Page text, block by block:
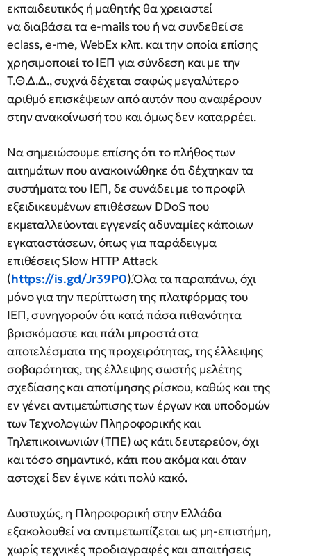
εκπαιδευτικός ή μαθητής θα χρειαστεί
να διαβάσει τα e-mails του ή να συνδεθεί σε
eclass, e-me, WebEx κλπ. και την οποία επίσης
χρησιμοποιεί το ΙΕΠ για σύνδεση και με την
Τ.Θ.Δ.Δ., συχνά δέχεται σαφώς μεγαλύτερο
αριθμό επισκέψεων από αυτόν που αναφέρουν
στην ανακοίνωσή του και όμως δεν καταρρέει.
Να σημειώσουμε επίσης ότι το πλήθος των
αιτημάτων που ανακοινώθηκε ότι δέχτηκαν τα
συστήματα του ΙΕΠ, δε συνάδει με το προφίλ
εξειδικευμένων επιθέσεων DDoS που
εκμεταλλεύονται εγγενείς αδυναμίες κάποιων
εγκαταστάσεων, όπως για παράδειγμα
επιθέσεις Slow HTTP Attack
(https://is.gd/Jr39P0).Όλα τα παραπάνω, όχι
μόνο για την περίπτωση της πλατφόρμας του
ΙΕΠ, συνηγορούν ότι κατά πάσα πιθανότητα
βρισκόμαστε και πάλι μπροστά στα
αποτελέσματα της προχειρότητας, της έλλειψης
σοβαρότητας, της έλλειψης σωστής μελέτης
σχεδίασης και αποτίμησης ρίσκου, καθώς και της
εν γένει αντιμετώπισης των έργων και υποδομών
των Τεχνολογιών Πληροφορικής και
Τηλεπικοινωνιών (ΤΠΕ) ως κάτι δευτερεύον, όχι
και τόσο σημαντικό, κάτι που ακόμα και όταν
αστοχεί δεν έγινε κάτι πολύ κακό.
Δυστυχώς, η Πληροφορική στην Ελλάδα
εξακολουθεί να αντιμετωπίζεται ως μη-επιστήμη,
χωρίς τεχνικές προδιαγραφές και απαιτήσεις